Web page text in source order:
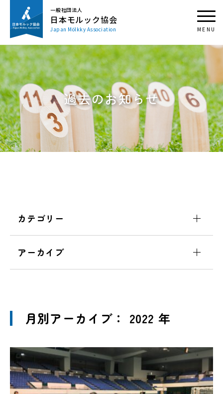
一般社団法人
日本モルック協会
Japan Mölkky Association
過去のお知らせ
月別アーカイブ： 2022 年
カテゴリー
アーカイブ